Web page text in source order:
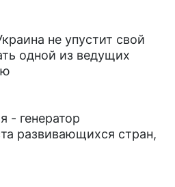
не упустит свой
одной из ведущих
- генератор
развивающихся стран,